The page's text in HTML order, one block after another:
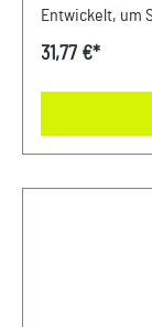
Entwickelt, um
und
Lebensdauer
Modellen
bieten wir
oder in der
31,77 €*